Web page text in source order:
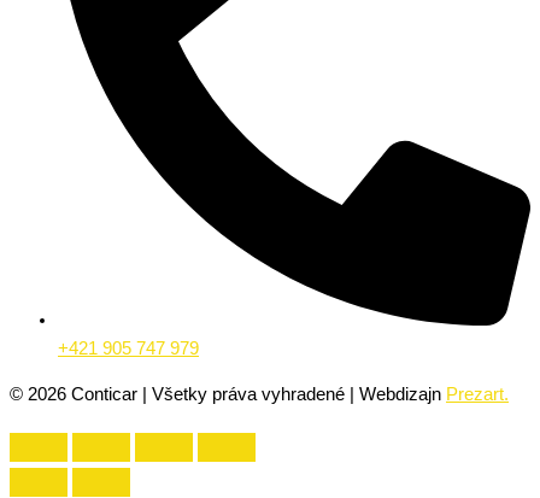
+421 905 747 979
© 2026 Conticar | Všetky práva vyhradené | Webdizajn Prezart.